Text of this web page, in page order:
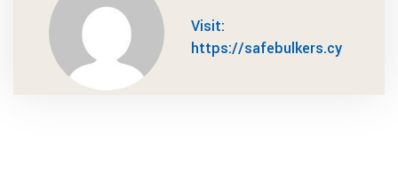
Visit:
https://safebulkers.cy